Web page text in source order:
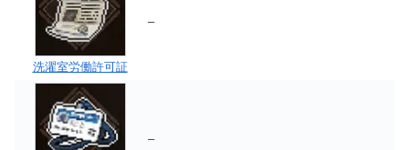
洗濯室労働許可証
–
–